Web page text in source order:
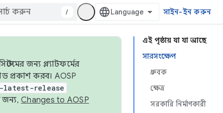
/ সাইন-ইন করুন
এই পৃষ্ঠায় যা যা আছে
সারসংক্ষেপ
ধ্রুবক
ক্ষেত্র
সরকারি নির্মাণকারী
জন্য প্ল্যাটফর্মের
প্রকাশ করব। AOSP
latest-release
জন্য, Changes to AOSP